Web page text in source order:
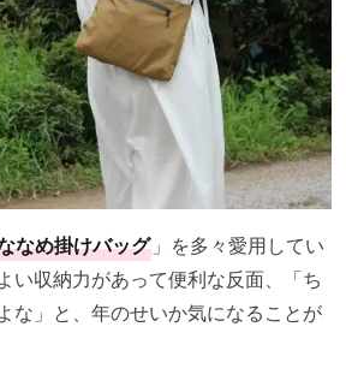
なめ掛けバッグ 」を多々愛用してい
い収納力があって便利な反面、「ち
な」と、年のせいか気になることが